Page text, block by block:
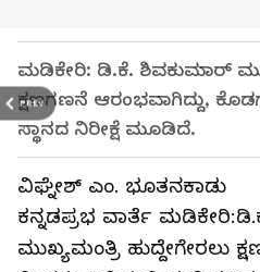
PREV
ಮಡಿಕೇರಿ: ಡಿ.ಕೆ. ಶಿವಕುಮಾರ್
ಕ್ಷಣಗಣನೆ ಆರಂಭವಾಗಿದ್ದು,
ಸ್ಥಾನದ ನಿರೀಕ್ಷೆ ಮೂಡಿದೆ.
ವಿಘ್ನೇಶ್ ಎಂ. ಭೂತನಕಾಡು
ಕನ್ನಡಪ್ರಭ ವಾರ್ತೆ
ಮುಖ್ಯಮಂತ್ರಿ ಹುದ್ದೇಗೇರಲು